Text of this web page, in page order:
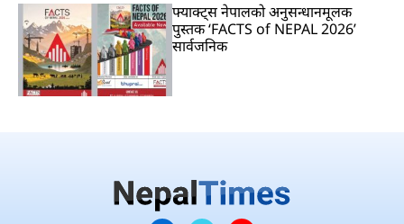
फ्याक्ट्स नेपालको अनुसन्धानमूलक
पुस्तक ‘FACTS of NEPAL 2026’
सार्वजनिक